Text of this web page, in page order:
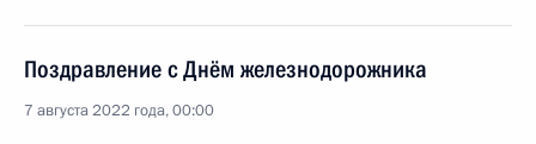
Поздравление с Днём железнодорожника
7 августа 2022 года, 00:00